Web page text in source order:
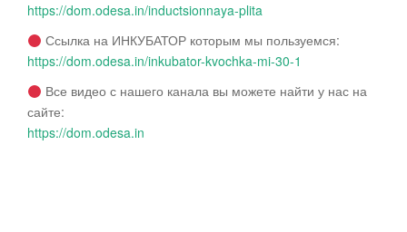
https://dom.odesa.in/inductsionnaya-plita
Ссылка на ИНКУБАТОР которым мы пользуемся:
https://dom.odesa.in/inkubator-kvochka-mi-30-1
Все видео с нашего канала вы можете найти у нас на
сайте:
https://dom.odesa.in